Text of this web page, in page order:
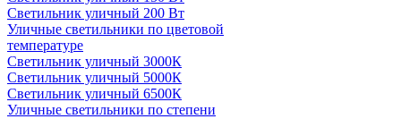
Светильник уличный 200 Вт
Уличные светильники по цветовой
температуре
Cветильник уличный 3000К
Cветильник уличный 5000К
Cветильник уличный 6500К
Уличные светильники по степени